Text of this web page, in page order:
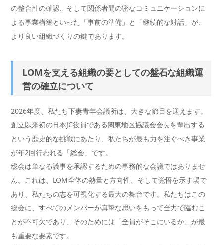
の整合性の確認、そして関係者間の密なコミュニケーションに
よる事業構築といった「事前の準備」と「継続的な対話」が、
より良い組織づくりの鍵であります。
LOMを支える組織の要としての盤石な組織運
営の確立について
2026年度、私たち下妻青年会議所は、大きな節目を迎えます。
創立以来初の日本JC役員である関東地区協議会会長を輩出する
という歴史的な挑戦にあたり、私たちが最も力を注ぐべき事業
が年2回行われる「総会」です。
総会は単なる議事を承認するための事務的な会議ではありませ
ん。これは、LOM全体の熱量と方向性、そして覚悟を示す場で
あり、私たちの志を可視化する最大の舞台です。私たちはこの
総会に、すべてのメンバーが真摯な思いをもって全力で臨むこ
とが不可欠であり、そのためには「全員がそこにいるか」が最
も重要な要素です。